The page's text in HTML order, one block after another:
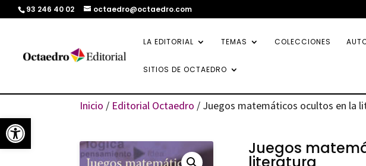
Abrir barra de herramientas
93 246 40 02 octaedro@octaedro.com
LA EDITORIAL TEMAS COLECCIONES
SITIOS DE OCTAEDRO
Inicio / Editorial Octaedro / Juegos matemáticos ocultos en la
Juegos
literatura